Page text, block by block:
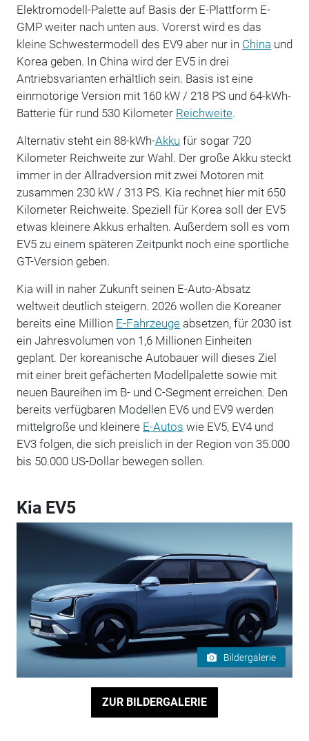
Elektromodell-Palette auf Basis der E-Plattform E-
GMP weiter nach unten aus. Vorerst wird es das
kleine Schwestermodell des EV9 aber nur in China und
Korea geben. In China wird der EV5 in drei
Antriebsvarianten erhältlich sein. Basis ist eine
einmotorige Version mit 160 kW / 218 PS und 64-kWh-
Batterie für rund 530 Kilometer Reichweite.
Alternativ steht ein 88-kWh-Akku für sogar 720
Kilometer Reichweite zur Wahl. Der große Akku steckt
immer in der Allradversion mit zwei Motoren mit
zusammen 230 kW / 313 PS. Kia rechnet hier mit 650
Kilometer Reichweite. Speziell für Korea soll der EV5
etwas kleinere Akkus erhalten. Außerdem soll es vom
EV5 zu einem späteren Zeitpunkt noch eine sportliche
GT-Version geben.
Kia will in naher Zukunft seinen E-Auto-Absatz
weltweit deutlich steigern. 2026 wollen die Koreaner
bereits eine Million E-Fahrzeugeabsetzen, für 2030 ist
ein Jahresvolumen von 1,6 Millionen Einheiten
geplant. Der koreanische Autobauer will dieses Ziel
mit einer breit gefächerten Modellpalette sowie mit
neuen Baureihen im B- und C-Segment erreichen. Den
bereits verfügbaren Modellen EV6 und EV9 werden
mittelgroße und kleinere E-Autos wie EV5, EV4 und
EV3 folgen, die sich preislich in der Region von 35.000
bis 50.000 US-Dollar bewegen sollen.
Kia EV5
Bildergalerie
ZUR BILDERGALERIE